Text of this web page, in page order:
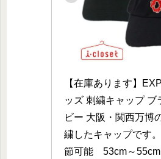
【在庫あります】
ッズ 刺繍キャップ ブ
ビー 大阪・関西万博
繍したキャップです
節可能　53cm～55cm